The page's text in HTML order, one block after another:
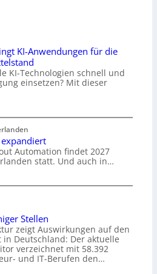
KI-Anwendungen für die
KI-Technologien schnell und
einsetzen? Mit dieser
Automation findet 2027
statt. Und auch in…
Stellen
zeigt Auswirkungen auf den
Deutschland: Der aktuelle
verzeichnet mit 58.392
und IT-Berufen den…